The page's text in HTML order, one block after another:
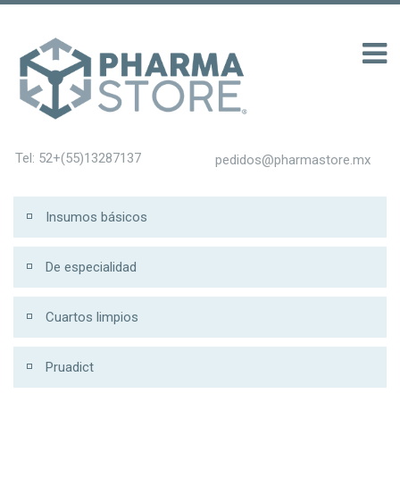
Tel: 52+(55)13287137 pedidos@pharmastore.mx
Insumos básicos
De especialidad
Cuartos limpios
Pruadict